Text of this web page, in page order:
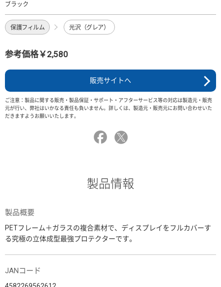
ブラック
保護フィルム 光沢（グレア）
参考価格￥2,580
販売サイトへ
ご注意：製品に関する販売・製品保証・サポート・アフターサービス等の対応は製造元・販売
元が行い、弊社はいかなる責任も負いません。詳しくは、製造元・販売元にお問い合わせいた
だきますようお願いいたします。
製品情報
製品概要
PETフレーム＋ガラスの複合素材で、ディスプレイをフルカバーす
る究極の立体成型最強プロテクターです。
JANコード